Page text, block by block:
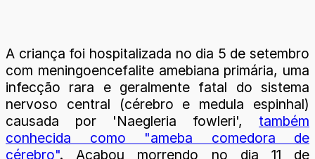
A criança foi hospitalizada no dia 5 de setembro
com meningoencefalite amebiana primária, uma
infecção rara e geralmente fatal do sistema
nervoso central (cérebro e medula espinhal)
causada por 'Naegleria fowleri', também
conhecida como "ameba comedora de
cérebro". Acabou morrendo no dia 11 de